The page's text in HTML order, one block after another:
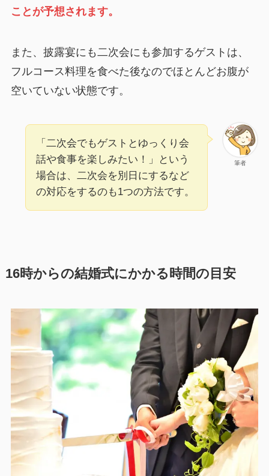
ことが予想されます。
また、披露宴にも二次会にも参加するゲストは、
フルコース料理を食べた後なのでほとんどお腹が
空いていない状態です。
筆者
「二次会でもゲストとゆっくり会
話や食事を楽しみたい！」という
場合は、二次会を別日にするなど
の対応をするのも1つの方法です。
16時からの結婚式にかかる時間の目安